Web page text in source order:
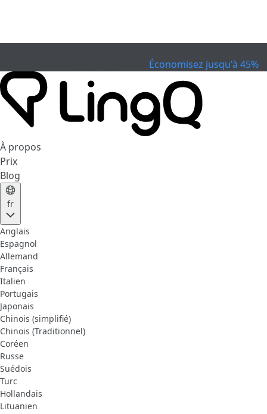
Économisez jusqu'à 45%
À propos
Prix
Blog
fr
Anglais
Espagnol
Allemand
Français
Italien
Portugais
Japonais
Chinois (simplifié)
Chinois (Traditionnel)
Coréen
Russe
Suédois
Turc
Hollandais
Lituanien